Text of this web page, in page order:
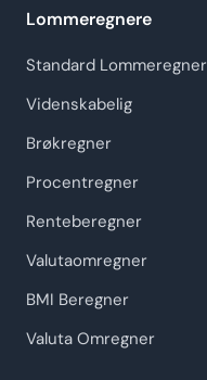
Lommeregnere
Standard Lommeregner
Videnskabelig
Brøkregner
Procentregner
Renteberegner
Valutaomregner
BMI Beregner
Valuta Omregner